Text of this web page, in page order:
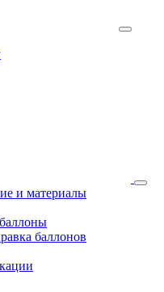
и материалы
баллонов